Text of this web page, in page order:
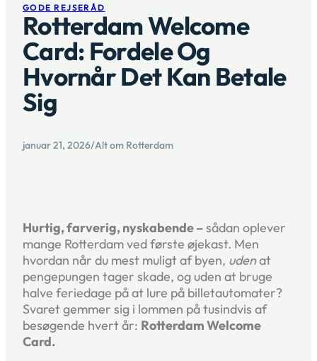
GODE REJSERÅD
Rotterdam Welcome
Card: Fordele Og
Hvornår Det Kan Betale
Sig
januar 21, 2026/Alt om Rotterdam
Hurtig, farverig, nyskabende –sådan oplever
mange Rotterdam ved første øjekast. Men
hvordan når du mest muligt af byen, udenat
pengepungen tager skade, og uden at bruge
halve feriedage på at lure på billetautomater?
Svaret gemmer sig i lommen på tusindvis af
besøgende hvert år: Rotterdam Welcome
Card.